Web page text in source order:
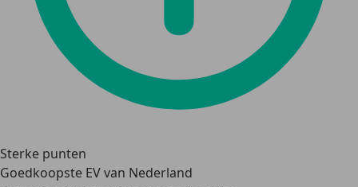
Sterke punten
Goedkoopste EV van Nederland